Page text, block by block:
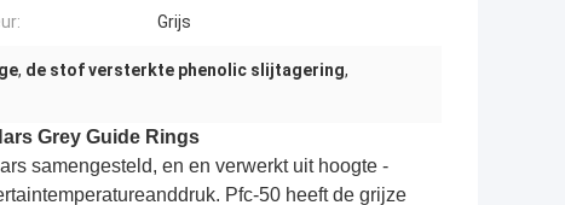
Grijs
, de stof versterkte phenolic slijtagering,
Grey Guide Rings
samengesteld, en en verwerkt uit hoogte -
Pfc-50 heeft de grijze